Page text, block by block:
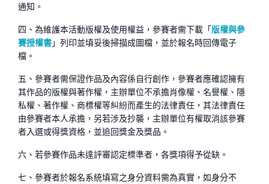
通知。
四、為維護本活動版權及使用權益，參賽者需下載「版權與參
賽授權書」列印並填妥後掃描成圖檔，並於報名時回傳電子
檔。
五、參賽者需保證作品及內容係自行創作，參賽者應確認擁有
其作品的版權與著作權，主辦單位不承擔肖像權、名譽權、隱
私權、著作權、商標權等糾紛而產生的法律責任，其法律責任
由參賽者本人承擔，另若涉及抄襲，主辦單位有權取消該參賽
者入選或得獎資格，並追回獎金及獎品。
六、若參賽作品未達評審認定標準者，各獎項得予從缺。
七、參賽者於報名系統填寫之身分資料需為真實，如身分不